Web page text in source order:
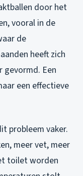
door het
vooral in de
de
heeft zich
gevormd. Een
een effectieve
probleem vaker.
meer vet, meer
toilet worden